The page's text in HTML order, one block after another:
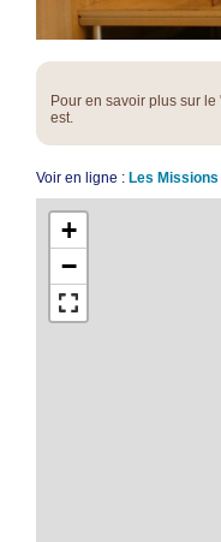
Pour en savoir plus sur le
est.
Voir en ligne : Les
+
−